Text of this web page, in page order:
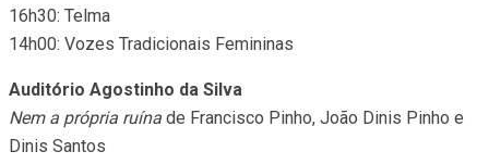
16h30: Telma
14h00: Vozes Tradicionais Femininas
Auditório Agostinho da Silva
Nem a própria ruína de Francisco Pinho, João Dinis Pinho e
Dinis Santos